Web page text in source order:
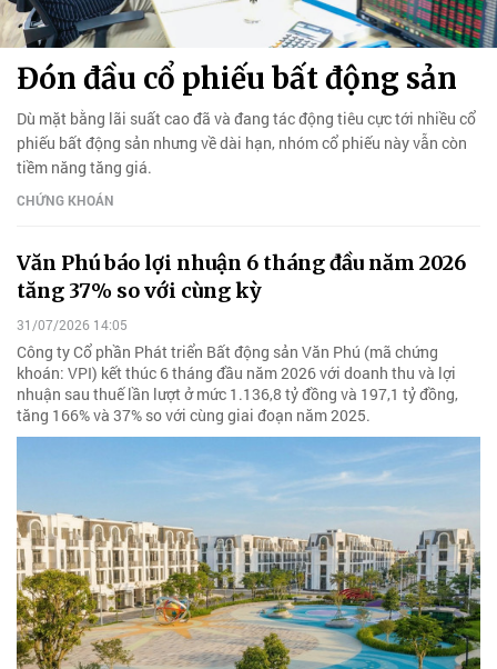
Đón đầu cổ phiếu bất động sản
Dù mặt bằng lãi suất cao đã và đang tác động tiêu cực tới nhiều cổ
phiếu bất động sản nhưng về dài hạn, nhóm cổ phiếu này vẫn còn
tiềm năng tăng giá.
CHỨNG KHOÁN
Văn Phú báo lợi nhuận 6 tháng đầu năm 2026
tăng 37% so với cùng kỳ
31/07/2026 14:05
Công ty Cổ phần Phát triển Bất động sản Văn Phú (mã chứng
khoán: VPI) kết thúc 6 tháng đầu năm 2026 với doanh thu và lợi
nhuận sau thuế lần lượt ở mức 1.136,8 tỷ đồng và 197,1 tỷ đồng,
tăng 166% và 37% so với cùng giai đoạn năm 2025.